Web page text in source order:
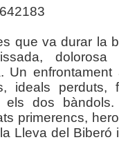
que va durar la
Un
ideals
els dos
primerencs,
Lleva del